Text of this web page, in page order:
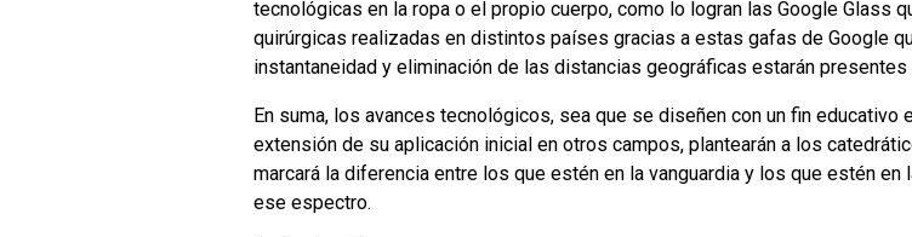
tecnológicas en la ropa o el propio cuerpo, como lo logran las Google Glass
quirúrgicas realizadas en distintos países gracias a estas gafas de Google
instantaneidad y eliminación de las distancias geográficas estarán
En suma, los avances tecnológicos, sea que se diseñen con un fin
extensión de su aplicación inicial en otros campos, plantearán a los
marcará la diferencia entre los que estén en la vanguardia y los que estén en
ese espectro.